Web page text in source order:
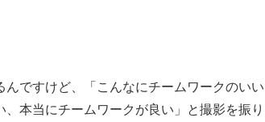
ですけど、「こんなにチームワークのいい
本当にチームワークが良い」と撮影を振り